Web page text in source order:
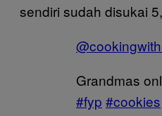
sendiri sudah disukai
Grandmas
#fyp #cookies